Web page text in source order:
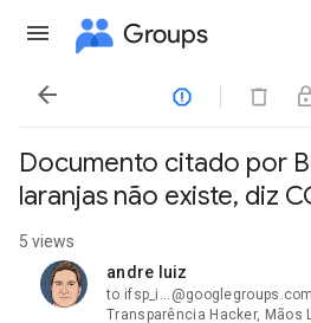
Groups

Documento citado por
laranjas não existe, diz
5 views
andre luiz
unread,
to
Transparência Hacker, Mãos